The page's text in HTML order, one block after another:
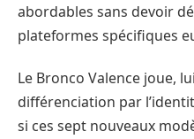
abordables sans devoir
plateformes spécifiques
Le Bronco Valence joue,
différenciation par
si ces sept nouveaux